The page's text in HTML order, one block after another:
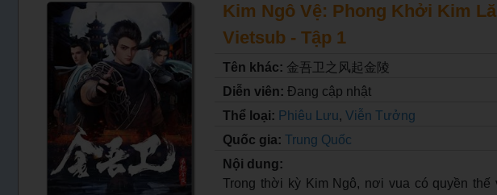
Kim Ngô Vệ: Phong Khởi Kim
Vietsub - Tập 1
Tên khác: 金吾卫之风起金陵
Diễn viên:Đang cập nhật
Thể loại: Phiêu Lưu,Viễn Tưởng
Quốc gia:Trung Quốc
Nội dung:
Trong thời kỳ Kim Ngô, nơi vua có quyền